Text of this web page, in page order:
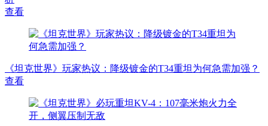
查看
《坦克世界》玩家热议：降级镀金的T34重坦为何急需加强？
查看